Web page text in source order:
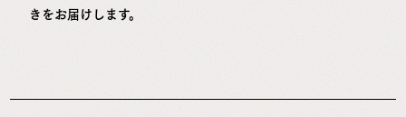
きをお届けします。